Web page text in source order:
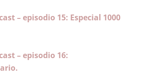
– episodio 15: Especial 1000
– episodio 16:
.